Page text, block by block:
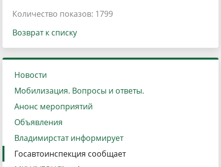
Количество показов: 1799
Возврат к списку
Новости
Мобилизация. Вопросы и ответы.
Анонс мероприятий
Объявления
Владимирстат информирует
Госавтоинспекция сообщает